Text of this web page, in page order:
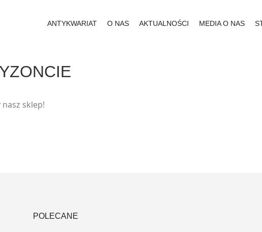
ANTYKWARIAT O NAS AKTUALNOŚCI MEDIA O NAS
sklep!
POLECANE